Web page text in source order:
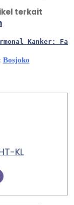
terkait
Kanker:
Bosjoko
KL